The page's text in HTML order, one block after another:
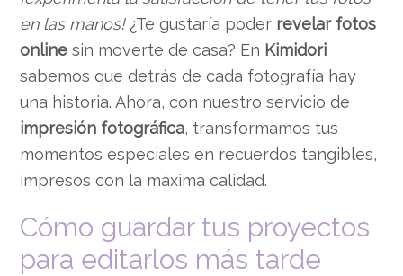
en las manos!¿Te gustaría poder revelar fotos
online sin moverte de casa? En Kimidori
sabemos que detrás de cada fotografía hay
una historia. Ahora, con nuestro servicio de
impresión fotográfica, transformamos tus
momentos especiales en recuerdos tangibles,
impresos con la máxima calidad.
Cómo guardar tus proyectos
para editarlos más tarde